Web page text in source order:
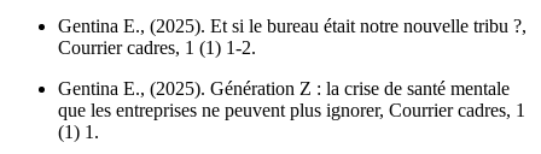
Gentina E., (2025). Et si le bureau était notre nouvelle tribu ?,
Courrier cadres, 1 (1) 1-2.
Gentina E., (2025). Génération Z : la crise de santé mentale
que les entreprises ne peuvent plus ignorer, Courrier cadres, 1
(1) 1.